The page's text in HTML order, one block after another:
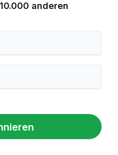
anderen